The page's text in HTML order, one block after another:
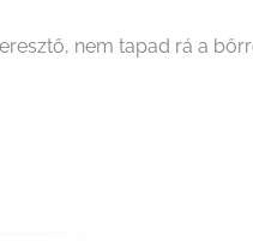
nem tapad rá a